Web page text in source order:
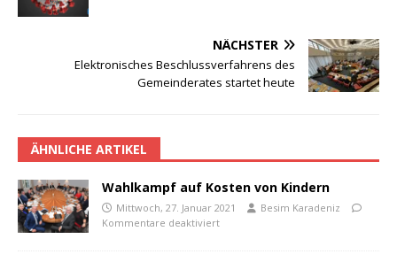
NÄCHSTER
Elektronisches Beschlussverfahrens des
Gemeinderates startet heute
ÄHNLICHE ARTIKEL
Wahlkampf auf Kosten von Kindern
Mittwoch, 27. Januar 2021
Besim Karadeniz
Kommentare deaktiviert